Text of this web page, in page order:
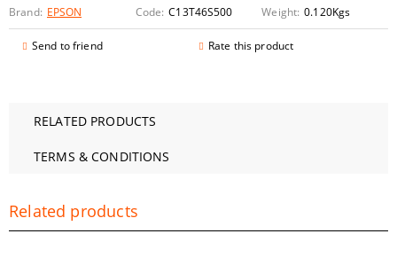
Brand: EPSON Code: C13T46S500 Weight: 0.120Kgs
Send to friend Rate this product
RELATED PRODUCTS
TERMS & CONDITIONS
Related products